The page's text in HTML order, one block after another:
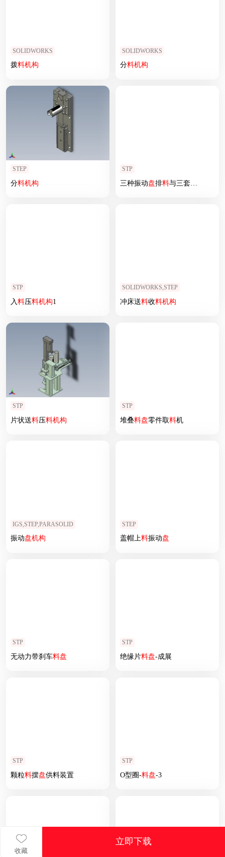
收藏
立即下载
SOLIDWORKS
拨料机构
SOLIDWORKS
分料机构
STEP
分料机构
STP
三种振动盘排料与三套取放
STP
入料压料机构1
SOLIDWORKS,STEP
冲床送料收料机构
STP
片状送料压料机构
STP
堆叠料盘零件取料机
IGS,STEP,PARASOLID
振动盘机构
STEP
盖帽上料振动盘
STP
无动力带刹车料盘
STP
绝缘片料盘-成展
STP
颗粒料摆盘供料装置
STP
O型圈-料盘-3